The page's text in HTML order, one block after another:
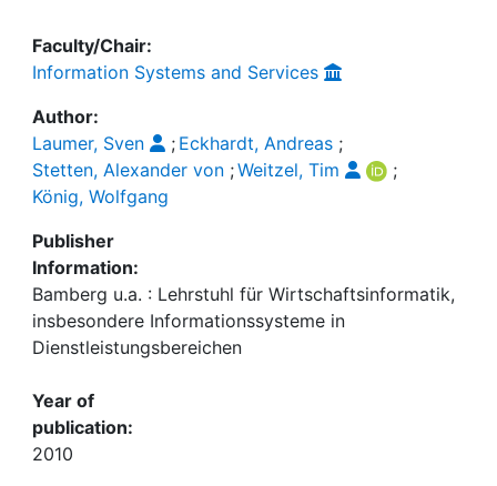
Faculty/Chair:
Information Systems and Services
Author:
Laumer, Sven
; Eckhardt, Andreas ;
Stetten, Alexander von ;Weitzel, Tim
;
König, Wolfgang
Publisher
Information:
Bamberg u.a. : Lehrstuhl für Wirtschaftsinformatik,
insbesondere Informationssysteme in
Dienstleistungsbereichen
Year of
publication:
2010